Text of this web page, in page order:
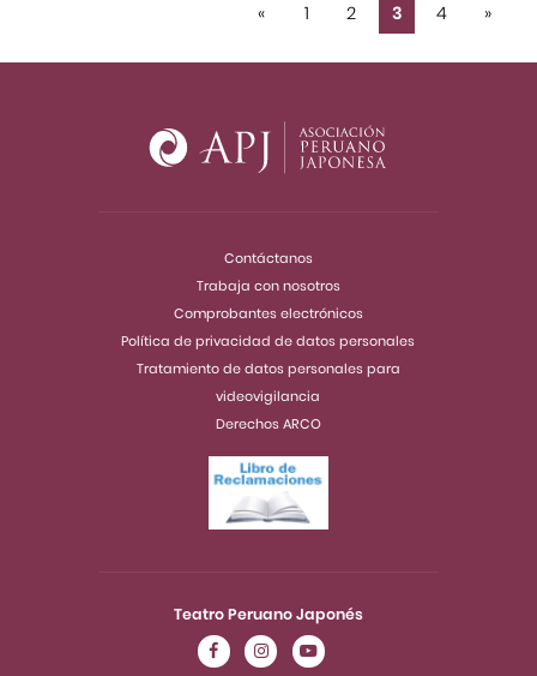
« 1 2 3 4 »
Teatro Peruano Japonés
Contáctanos
Trabaja con nosotros
Comprobantes electrónicos
Política de privacidad de datos personales
Tratamiento de datos personales para
videovigilancia
Derechos ARCO